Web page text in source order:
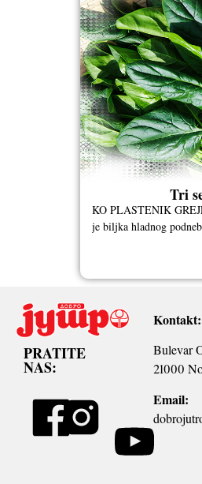
Tri
KO PLASTENIK
je biljka hladnog
PRATITE
NAS:
Kontakt:
Bulevar
21000
Email: